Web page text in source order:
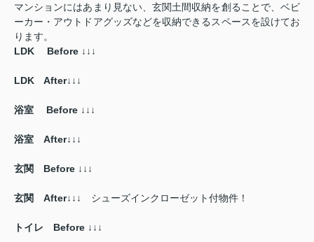
マンションにはあまり見ない、玄関土間収納を創ることで、ベビ
ーカー・アウトドアグッズなどを収納できるスペースを設けてお
ります。
LDK Before ↓↓↓
LDK After↓↓↓
浴室 Before ↓↓ ↓
浴室 After↓↓↓
玄関 Before ↓↓↓
玄関 After↓↓↓ シューズインクローゼット付物件！
トイレ Before ↓↓↓